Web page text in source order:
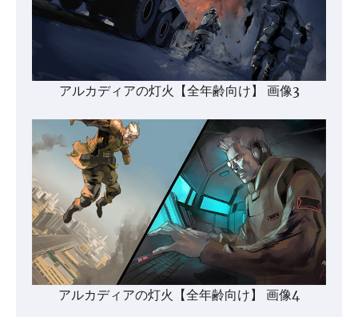
アルカディアの灯火【全年齢向け】 画像3
アルカディアの灯火【全年齢向け】 画像4